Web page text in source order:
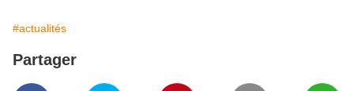
#actualités
Partager